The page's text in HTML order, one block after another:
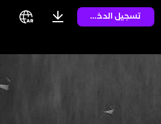
تسجيل الدخول